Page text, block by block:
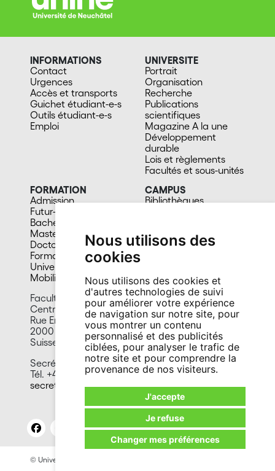
Nous utilisons des
cookies
Nous utilisons des cookies et
d'autres technologies de suivi
pour améliorer votre expérience
de navigation sur notre site, pour
vous montrer un contenu
personnalisé et des publicités
ciblées, pour analyser le trafic de
notre site et pour comprendre la
provenance de nos visiteurs.
J'accepte
Je refuse
Changer mes préférences
INFORMATIONS
Contact
Urgences
Accès et transports
Guichet étudiant-e-s
Outils étudiant-e-s
Emploi
UNIVERSITE
Portrait
Organisation
Recherche
Publications
scientifiques
Magazine A la une
Développement
durable
Lois et règlements
Facultés et sous-unités
FORMATION
Admission
Futur-e étudiant-e
Bachelors
Masters
Doctorat
Formation continue
Université du 3e âge
Mobilité
CAMPUS
Bibliothèques
Santé
Cafétérias
Faculté des sciences
Centre d’Hydrogéologie et de Géothermie
Rue Emile-Argand 11
2000 Neuchâtel
Suisse
Secrétariat:
Tél. +41 32 718 26 00 / 02
secretariat.chyn@unine.ch
© Université de Neuchâtel 2026